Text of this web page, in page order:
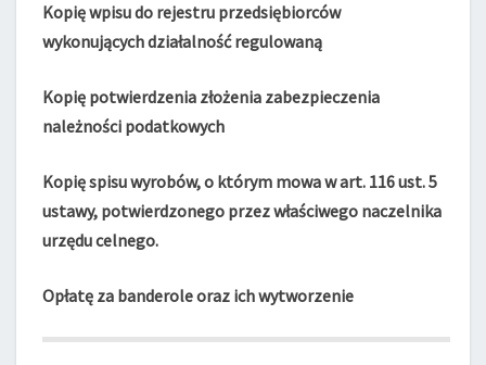
Kopię wpisu do rejestru przedsiębiorców
wykonujących działalność regulowaną
Kopię potwierdzenia złożenia zabezpieczenia
należności podatkowych
Kopię spisu wyrobów, o którym mowa w art. 116 ust. 5
ustawy, potwierdzonego przez właściwego naczelnika
urzędu celnego.
Opłatę za banderole oraz ich wytworzenie